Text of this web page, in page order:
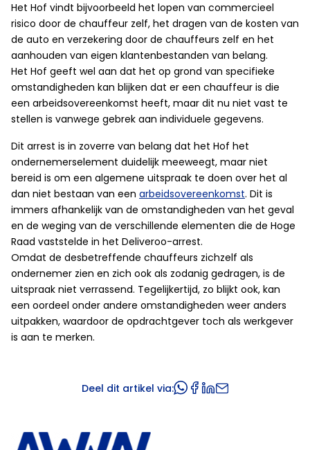
Het Hof vindt bijvoorbeeld het lopen van commercieel
risico door de chauffeur zelf, het dragen van de kosten van
de auto en verzekering door de chauffeurs zelf en het
aanhouden van eigen klantenbestanden van belang.
Het Hof geeft wel aan dat het op grond van specifieke
omstandigheden kan blijken dat er een chauffeur is die
een arbeidsovereenkomst heeft, maar dit nu niet vast te
stellen is vanwege gebrek aan individuele gegevens.
Dit arrest is in zoverre van belang dat het Hof het
ondernemerselement duidelijk meeweegt, maar niet
bereid is om een algemene uitspraak te doen over het al
dan niet bestaan van een arbeidsovereenkomst. Dit is
immers afhankelijk van de omstandigheden van het geval
en de weging van de verschillende elementen die de Hoge
Raad vaststelde in het Deliveroo-arrest.
Omdat de desbetreffende chauffeurs zichzelf als
ondernemer zien en zich ook als zodanig gedragen, is de
uitspraak niet verrassend. Tegelijkertijd, zo blijkt ook, kan
een oordeel onder andere omstandigheden weer anders
uitpakken, waardoor de opdrachtgever toch als werkgever
is aan te merken.
Deel dit artikel via: